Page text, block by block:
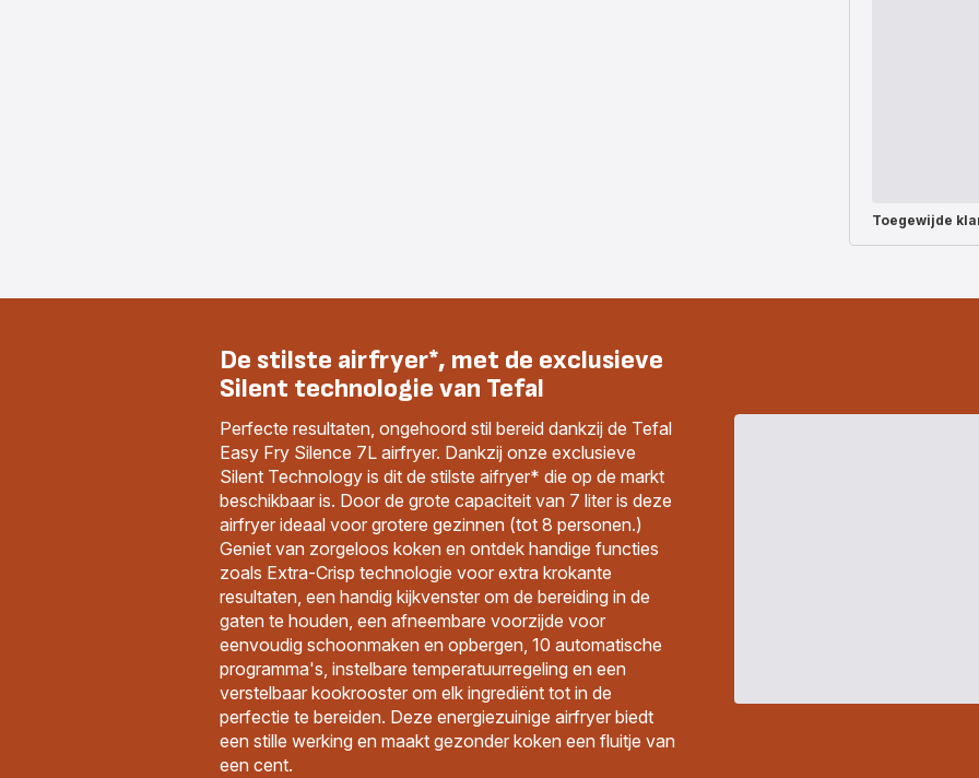
Toegewijde
De stilste airfryer*, met de exclusieve
Silent technologie van Tefal
Perfecte resultaten, ongehoord stil bereid dankzij de Tefal
Easy Fry Silence 7L airfryer. Dankzij onze exclusieve
Silent Technology is dit de stilste aifryer* die op de markt
beschikbaar is. Door de grote capaciteit van 7 liter is deze
airfryer ideaal voor grotere gezinnen (tot 8 personen.)
Geniet van zorgeloos koken en ontdek handige functies
zoals Extra-Crisp technologie voor extra krokante
resultaten, een handig kijkvenster om de bereiding in de
gaten te houden, een afneembare voorzijde voor
eenvoudig schoonmaken en opbergen, 10 automatische
programma's, instelbare temperatuurregeling en een
verstelbaar kookrooster om elk ingrediënt tot in de
perfectie te bereiden. Deze energiezuinige airfryer biedt
een stille werking en maakt gezonder koken een fluitje van
een cent.